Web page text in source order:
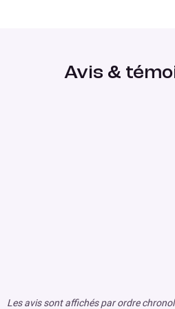
Avis &
Les avis sont affichés par ordre